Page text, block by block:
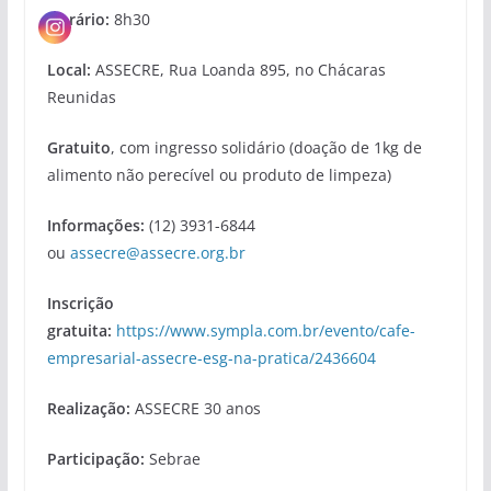
Horário: 8h30
Local: ASSECRE, Rua Loanda 895, no Chácaras
Reunidas
Gratuito, com ingresso solidário (doação de 1kg de
alimento não perecível ou produto de limpeza)
Informações: (12) 3931-6844
ou assecre@assecre.org.br
Inscrição
gratuita: https://www.sympla.com.br/evento/cafe-
empresarial-assecre-esg-na-pratica/2436604
Realização: ASSECRE 30 anos
Participação: Sebrae